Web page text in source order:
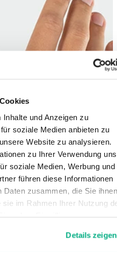
und Anzeigen zu
soziale Medien anbieten zu
Website zu analysieren.
zu Ihrer Verwendung
soziale Medien, Werbung und
führen diese Informationen
zusammen, die Sie ihnen
sie im Rahmen Ihrer Nutzung
Details zeigen